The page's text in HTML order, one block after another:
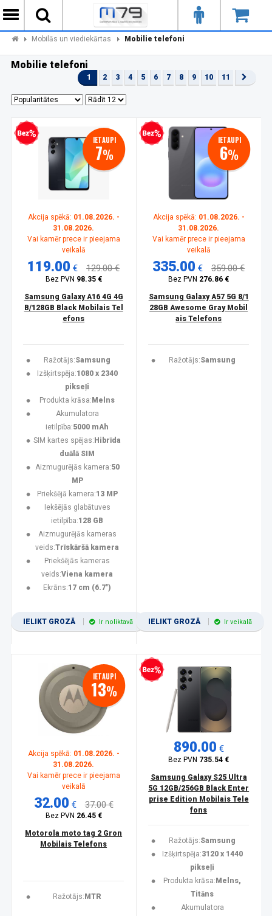
Mobilās un viediekārtas Mobilie telefoni
Mobilie telefoni
1 2 3 4 5 6 7 8 9 10 11
kredīts IETAUPI
7%
Akcija spēkā: 01.08.2026. -
31.08.2026.
Vai kamēr prece ir pieejama
veikalā
119.00 € 129.00 €
Bez PVN 98.35 €
Samsung Galaxy A16 4G 4G
B/128GB Black Mobilais Tel
efons
Ražotājs:Samsung
Izšķirtspēja:1080 x 2340
pikseļi
Produkta krāsa: Melns
Akumulatora
ietilpība:5000 mAh
SIM kartes spējas: Hibrīda
duālā SIM
Aizmugurējās kamera:50
MP
Priekšējā kamera:13 MP
Iekšējās glabātuves
ietilpība:128 GB
Aizmugurējās kameras
veids:Trīskāršā kamera
Priekšējās kameras
veids:Viena kamera
Ekrāns:17 cm (6.7")
IELIKT GROZĀ Ir noliktavā
Bezprocentu kredīts IETAUPI
6%
Akcija spēkā: 01.08.2026. -
31.08.2026.
Vai kamēr prece ir pieejama
veikalā
335.00 € 359.00 €
Bez PVN 276.86 €
Samsung Galaxy A57 5G 8/1
28GB Awesome Gray Mobil
ais Telefons
Ražotājs:Samsung
IELIKT GROZĀ Ir veikalā
IETAUPI
13%
Akcija spēkā: 01.08.2026. -
31.08.2026.
Vai kamēr prece ir pieejama
veikalā
32.00 € 37.00 €
Bez PVN 26.45 €
Motorola moto tag 2 Gron
Mobilais Telefons
Ražotājs: MTR
Bezprocentu kredīts
890.00 €
Bez PVN 735.54 €
Samsung Galaxy S25 Ultra
5G 12GB/256GB Black Enter
prise Edition Mobilais Tele
fons
Ražotājs:Samsung
Izšķirtspēja:3120 x 1440
pikseļi
Produkta krāsa: Melns,
Titāns
Akumulatora